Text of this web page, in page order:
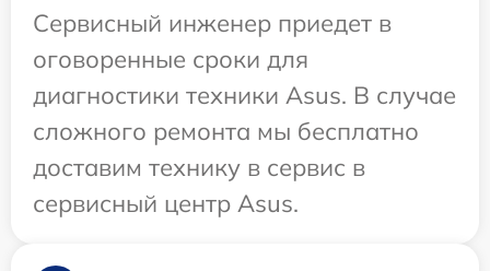
Сервисный инженер приедет в
оговоренные сроки для
диагностики техники Asus. В случае
сложного ремонта мы бесплатно
доставим технику в сервис в
сервисный центр Asus.